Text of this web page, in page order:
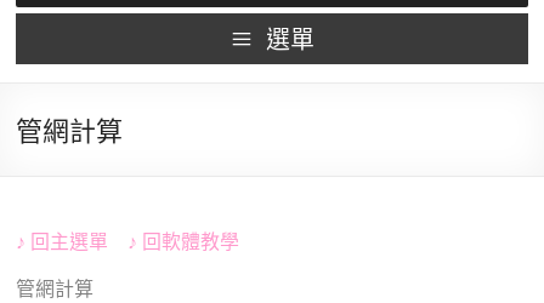
選單
管網計算
♪ 回主選單 ♪ 回軟體教學
管網計算